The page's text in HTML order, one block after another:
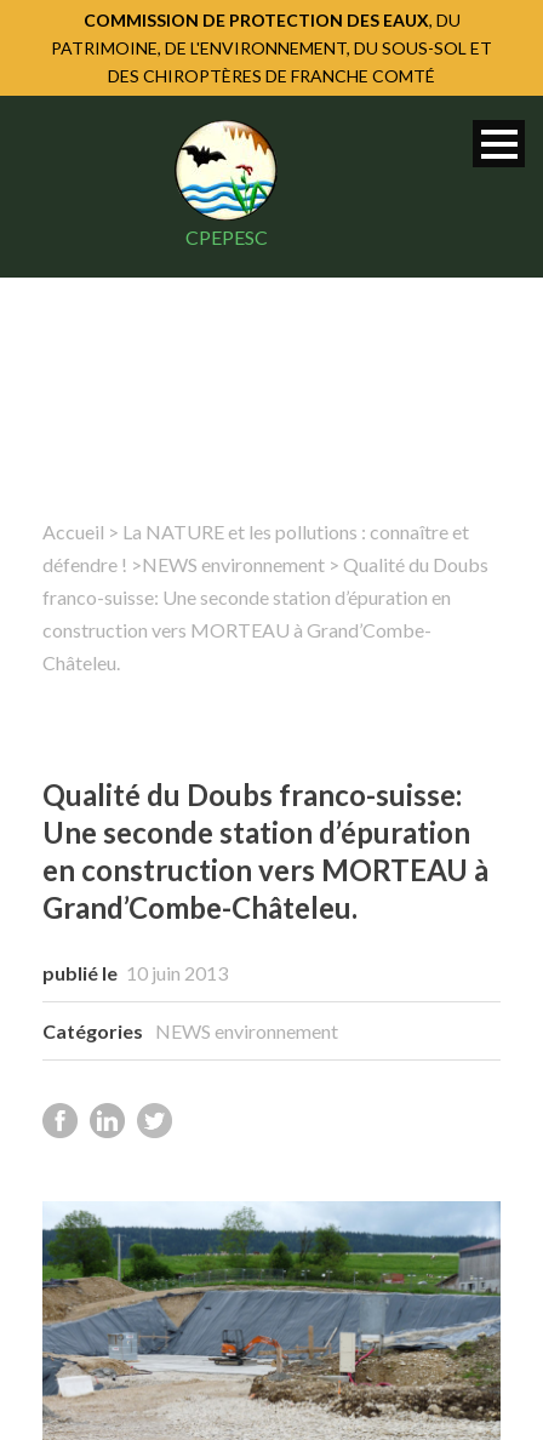
COMMISSION DE PROTECTION DES EAUX, DU
PATRIMOINE, DE L'ENVIRONNEMENT, DU SOUS-SOL ET
DES CHIROPTÈRES DE FRANCHE COMTÉ
CPEPESC
Rechercher
Accueil > La NATURE et les pollutions : connaître et
défendre ! >NEWS environnement > Qualité du Doubs
franco-suisse: Une seconde station d’épuration en
construction vers MORTEAU à Grand’Combe-
Châteleu.
Qualité du Doubs franco-suisse:
Une seconde station d’épuration
en construction vers MORTEAU à
Grand’Combe-Châteleu.
publié le 10 juin 2013
Catégories NEWS environnement